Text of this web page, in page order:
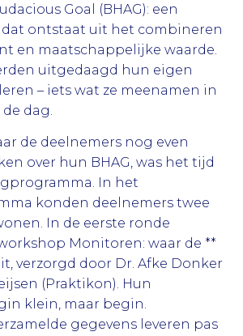
Goal (BHAG): een
ontstaat uit het combineren
en maatschappelijke waarde.
uitgedaagd hun eigen
– iets wat ze meenamen in
dag.
de deelnemers nog even
over hun BHAG, was het tijd
In het
konden deelnemers twee
In de eerste ronde
Monitoren: waar de **
verzorgd door Dr. Afke Donker
(Praktikon). Hun
klein, maar begin.
gegevens leveren pas